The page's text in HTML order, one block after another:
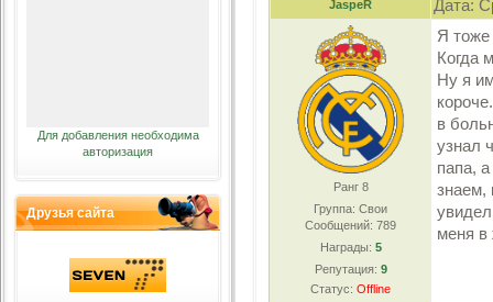
Для добавления необходима
авторизация
Друзья сайта
JaspeR Дата:
Ранг 8
Группа: Свои
Сообщений: 789
Награды: 5
Репутация: 9
Статус: Offline
Я тоже
Когда
Ну я
в
узнал
папа,
знаем,
меня в